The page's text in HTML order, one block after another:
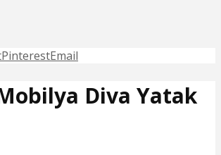
PinterestEmail
Diva Yatak